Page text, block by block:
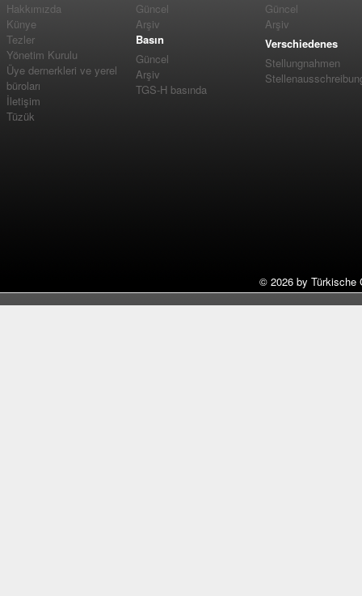
Hakkımızda
Künye
Tezler
Yönetim Kurulu
Üye dernerkleri ve yerel
büroları
İletişim
Tüzük
Güncel
Arşiv
Basın
Güncel
Arşiv
TGS-H basında
Güncel
Arşiv
Verschiedenes
Stellungnahmen
© 2026 by Türkische